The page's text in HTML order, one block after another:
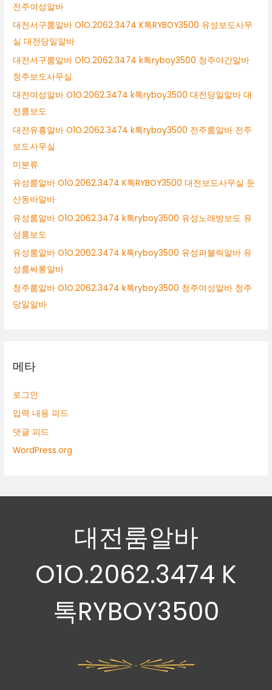
전주여성알바
대전서구룸알바 O1O.2062.3474 K톡RYBOY3500 유성보도사무
실 대전당일알바
대전서구룸알바 O1O.2062.3474 k톡ryboy3500 청주야간알바
청주보도사무실
대전여성알바 O1O.2062.3474 k톡ryboy3500 대전당일알바 대
전룸보도
대전유흥알바 O1O.2062.3474 k톡ryboy3500 전주룸알바 전주
보도사무실
미분류
유성룸알바 O1O.2062.3474 K톡RYBOY3500 대전보도사무실 둔
산동바알바
유성룸알바 O1O.2062.3474 k톡ryboy3500 유성노래방보도 유
성룸보도
유성룸알바 O1O.2062.3474 k톡ryboy3500 유성퍼블릭알바 유
성룸싸롱알바
청주룸알바 O1O.2062.3474 k톡ryboy3500 청주여성알바 청주
당일알바
메타
로그인
입력 내용 피드
댓글 피드
WordPress.org
대전룸알바
O1O.2062.3474 K
톡RYBOY3500